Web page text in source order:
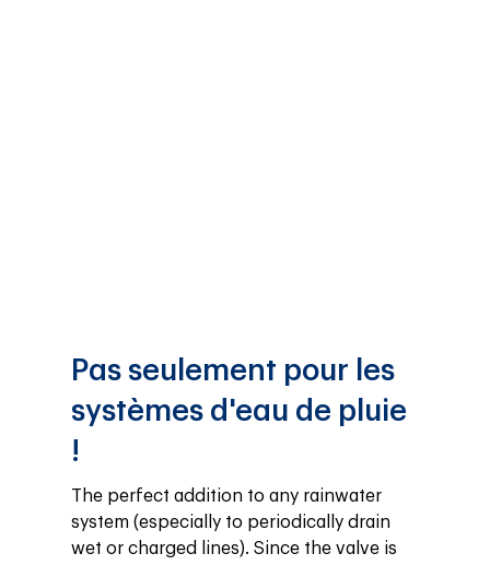
Pas seulement pour les
systèmes d'eau de pluie
!
The perfect addition to any rainwater
system (especially to periodically drain
wet or charged lines). Since the valve is